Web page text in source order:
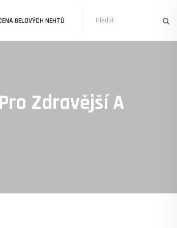
GELOVÝCH NEHTŮ
Zdravější A